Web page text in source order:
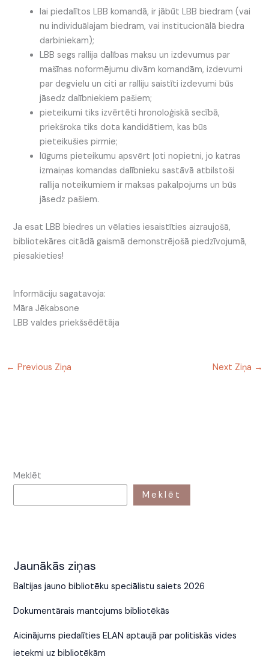
lai piedalītos LBB komandā, ir jābūt LBB biedram (vai
nu individuālajam biedram, vai institucionālā biedra
darbiniekam);
LBB segs rallija dalības maksu un izdevumus par
mašīnas noformējumu divām komandām, izdevumi
par degvielu un citi ar ralliju saistīti izdevumi būs
jāsedz dalībniekiem pašiem;
pieteikumi tiks izvērtēti hronoloģiskā secībā,
priekšroka tiks dota kandidātiem, kas būs
pieteikušies pirmie;
lūgums pieteikumu apsvērt ļoti nopietni, jo katras
izmaiņas komandas dalībnieku sastāvā atbilstoši
rallija noteikumiem ir maksas pakalpojums un būs
jāsedz pašiem.
Ja esat LBB biedres un vēlaties iesaistīties aizraujošā,
bibliotekāres citādā gaismā demonstrējošā piedzīvojumā,
piesakieties!
Informāciju sagatavoja:
Māra Jēkabsone
LBB valdes priekšsēdētāja
← Previous Ziņa Next Ziņa →
Meklēt
Meklēt
Jaunākās ziņas
Baltijas jauno bibliotēku speciālistu saiets 2026
Dokumentārais mantojums bibliotēkās
Aicinājums piedalīties ELAN aptaujā par politiskās vides
ietekmi uz bibliotēkām